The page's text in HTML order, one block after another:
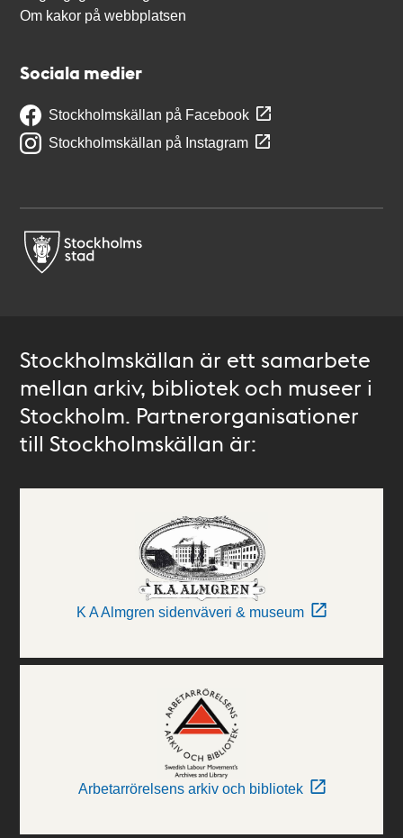
Om kakor på webbplatsen
Sociala medier
Stockholmskällan på Facebook
Stockholmskällan på Instagram
Stockholmskällan är ett samarbete
mellan arkiv, bibliotek och museer i
Stockholm. Partnerorganisationer
till Stockholmskällan är:
K A Almgren sidenväveri & museum
Arbetarrörelsens arkiv och bibliotek